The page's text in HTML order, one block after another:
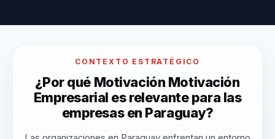
CONTEXTO ESTRATÉGICO
¿Por qué Motivación Motivación
Empresarial es relevante para las
empresas en Paraguay?